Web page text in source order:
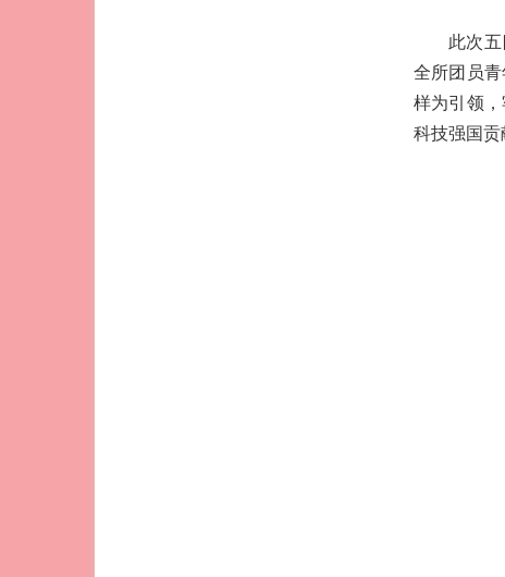
此次
全所团员
样为引领
科技强国贡